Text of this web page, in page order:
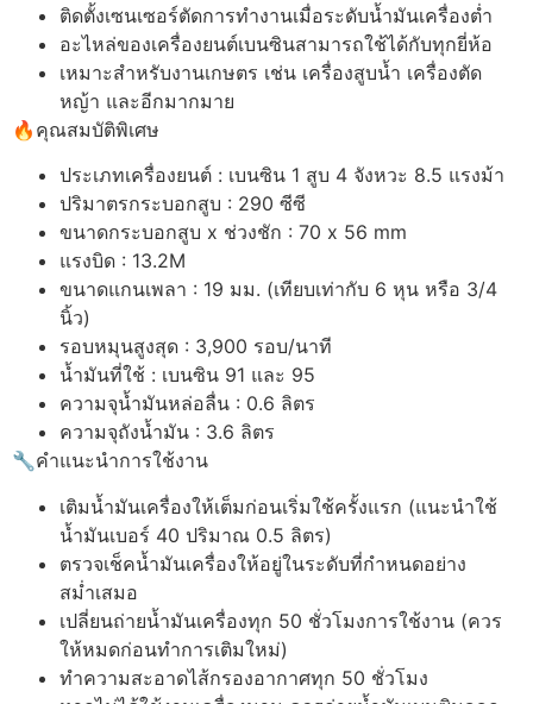
ติดตั้งเซนเซอร์ตัดการทำงานเมื่อระดับน้ำมันเครื่องต่ำ
อะไหล่ของเครื่องยนต์เบนซินสามารถใช้ได้กับทุกยี่ห้อ
เหมาะสำหรับงานเกษตร เช่น เครื่องสูบน้ำ เครื่องตัด
หญ้า และอีกมากมาย
🔥คุณสมบัติพิเศษ
ประเภทเครื่องยนต์ : เบนซิน 1 สูบ 4 จังหวะ 8.5 แรงม้า
ปริมาตรกระบอกสูบ : 290 ซีซี
ขนาดกระบอกสูบ x ช่วงชัก : 70 x 56 mm
แรงบิด : 13.2M
ขนาดแกนเพลา : 19 มม. (เทียบเท่ากับ 6 หุน หรือ 3/4
นิ้ว)
รอบหมุนสูงสุด : 3,900 รอบ/นาที
น้ำมันที่ใช้ : เบนซิน 91 และ 95
ความจุน้ำมันหล่อลื่น : 0.6 ลิตร
ความจุถังน้ำมัน : 3.6 ลิตร
🔧คำแนะนำการใช้งาน
เติมน้ำมันเครื่องให้เต็มก่อนเริ่มใช้ครั้งแรก (แนะนำใช้
น้ำมันเบอร์ 40 ปริมาณ 0.5 ลิตร)
ตรวจเช็คน้ำมันเครื่องให้อยู่ในระดับที่กำหนดอย่าง
สม่ำเสมอ
เปลี่ยนถ่ายน้ำมันเครื่องทุก 50 ชั่วโมงการใช้งาน (ควร
ให้หมดก่อนทำการเติมใหม่)
ทำความสะอาดไส้กรองอากาศทุก 50 ชั่วโมง